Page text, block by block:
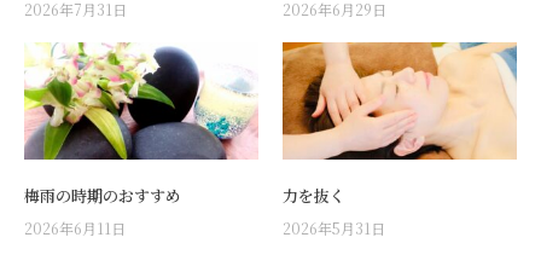
2026年7月31日 2026年6月29日
梅雨の時期のおすすめ
2026年6月11日
力を抜く
2026年5月31日